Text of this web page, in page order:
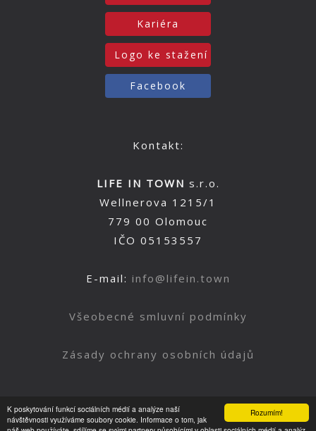
Rozumím!
K poskytování funkcí sociálních médií a analýze naší
návštěvnosti využíváme soubory cookie. Informace o tom, jak
Kariéra
Logo ke stažení
Facebook
Kontakt:
LIFE IN TOWN s.r.o.
Wellnerova 1215/1
779 00 Olomouc
IČO 05153557
E-mail: info@lifein.town
Všeobecné smluvní podmínky
Zásady ochrany osobních údajů
Nahoru